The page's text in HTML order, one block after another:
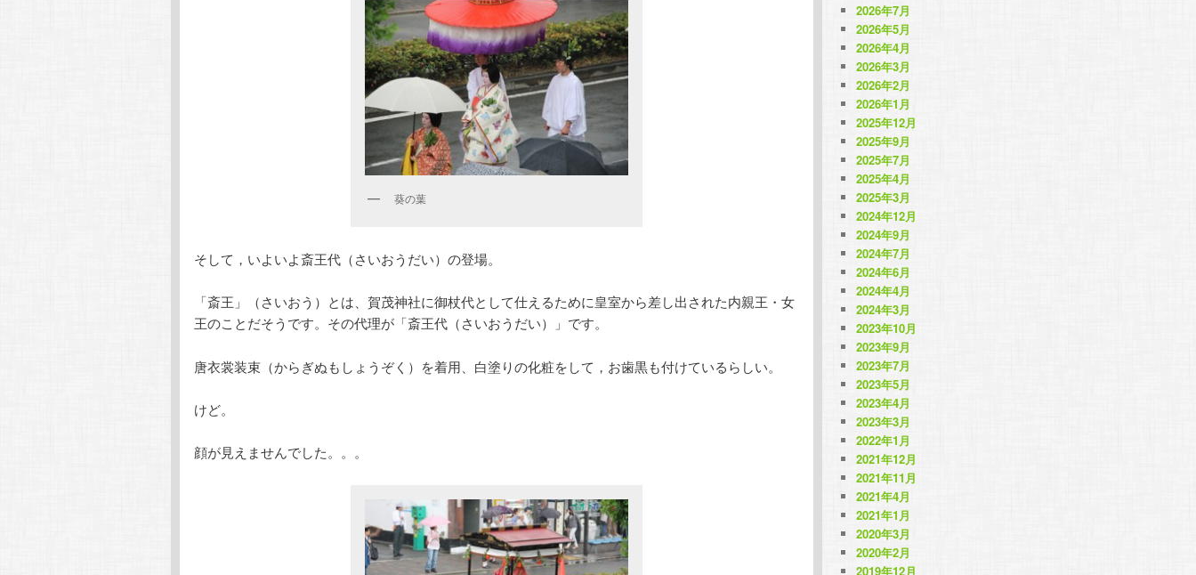
葵の葉
そして，いよいよ斎王代（さいおうだい）の登場。
「斎王」（さいおう）とは、賀茂神社に御杖代として仕えるために皇室から差し出された内親王・女
王のことだそうです。その代理が「斎王代（さいおうだい）」です。
唐衣裳装束（からぎぬもしょうぞく）を着用、白塗りの化粧をして，お歯黒も付けているらしい。
けど。
顔が見えませんでした。。。
2026年7月
2026年5月
2026年4月
2026年3月
2026年2月
2026年1月
2025年12月
2025年9月
2025年7月
2025年4月
2025年3月
2024年12月
2024年9月
2024年7月
2024年6月
2024年4月
2024年3月
2023年10月
2023年9月
2023年7月
2023年5月
2023年4月
2023年3月
2022年1月
2021年12月
2021年11月
2021年4月
2021年1月
2020年3月
2020年2月
2019年12月